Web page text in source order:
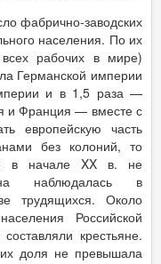
фабрично-заводских
населения. По их
рабочих в мире)
Германской империи
и в 1,5 раза —
и Франция — вместе с
европейскую часть
без колоний, то
в начале XX в. не
наблюдалась в
трудящихся. Около
Российской
крестьяне.
доля не превышала